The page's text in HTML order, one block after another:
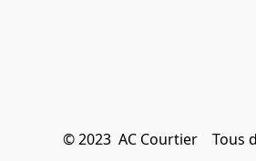
© 2023  AC Courtier    Tous